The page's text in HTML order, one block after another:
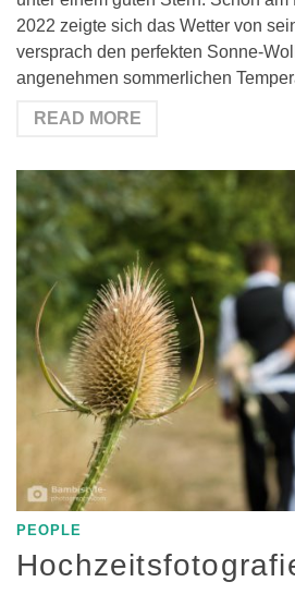
2022 zeigte sich das Wetter von
versprach den perfekten Sonne-
angenehmen sommerlichen
READ MORE
PEOPLE